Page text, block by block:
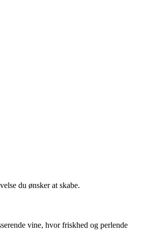
du ønsker at skabe.
vine, hvor friskhed og perlende